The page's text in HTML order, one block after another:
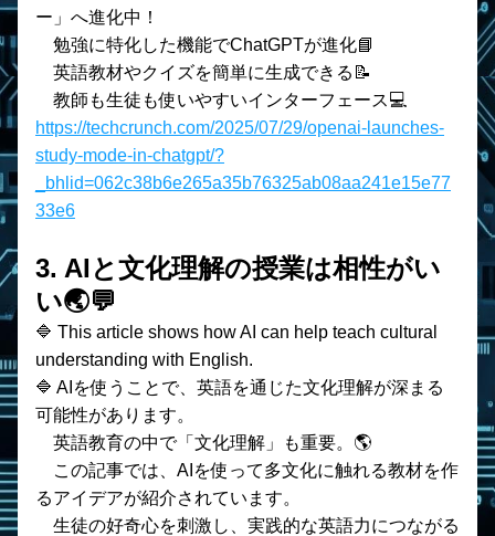
ー」へ進化中！
    勉強に特化した機能でChatGPTが進化📘
    英語教材やクイズを簡単に生成できる📝
    教師も生徒も使いやすいインターフェース💻
https://techcrunch.com/2025/07/29/openai-launches-
study-mode-in-chatgpt/?
_bhlid=062c38b6e265a35b76325ab08aa241e15e77
33e6
3. AIと文化理解の授業は相性がい
い🌏💬
🔷 This article shows how AI can help teach cultural
understanding with English.
🔷 AIを使うことで、英語を通じた文化理解が深まる
可能性があります。
英語教育の中で「文化理解」も重要。🌎
この記事では、AIを使って多文化に触れる教材を作
るアイデアが紹介されています。
生徒の好奇心を刺激し、実践的な英語力につながる